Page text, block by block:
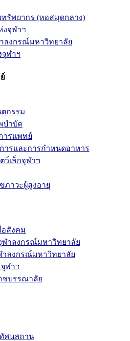
รัพยากร (หอสมุดกลาง)
จุฬาฯ
ลงกรณ์มหาวิทยาลัย
ฬาฯ
กรรม
บำบัด
ารแพทย์
ารและการกำหนดอาหาร
ว์เล็กจุฬาฯ
ภาวะผู้สูงอายุ
สังคม
าลงกรณ์มหาวิทยาลัย
าลงกรณ์มหาวิทยาลัย
ฬาฯ
ชบรรณาลัย
ศนสถาน